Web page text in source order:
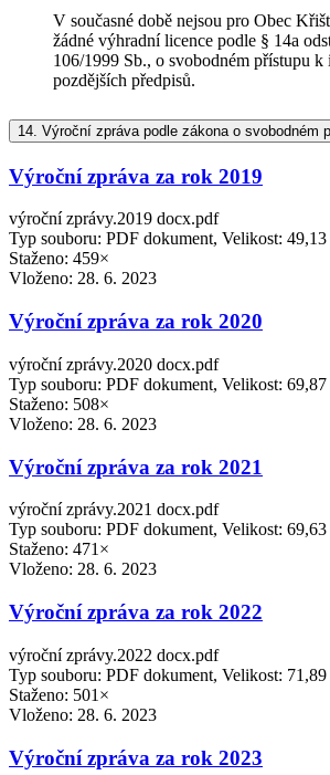
V současné době nejsou pro Obec
žádné výhradní licence podle § 14a
106/1999 Sb., o svobodném přístupu
pozdějších předpisů.
14. Výroční zpráva podle zákona o svobodném
Výroční zpráva za rok 2019
výroční zprávy.2019 docx.pdf
Typ souboru: PDF dokument, Velikost:
Staženo: 459×
Vloženo: 28. 6. 2023
Výroční zpráva za rok 2020
výroční zprávy.2020 docx.pdf
Typ souboru: PDF dokument, Velikost:
Staženo: 508×
Vloženo: 28. 6. 2023
Výroční zpráva za rok 2021
výroční zprávy.2021 docx.pdf
Typ souboru: PDF dokument, Velikost:
Staženo: 471×
Vloženo: 28. 6. 2023
Výroční zpráva za rok 2022
výroční zprávy.2022 docx.pdf
Typ souboru: PDF dokument, Velikost:
Staženo: 501×
Vloženo: 28. 6. 2023
Výroční zpráva za rok 2023